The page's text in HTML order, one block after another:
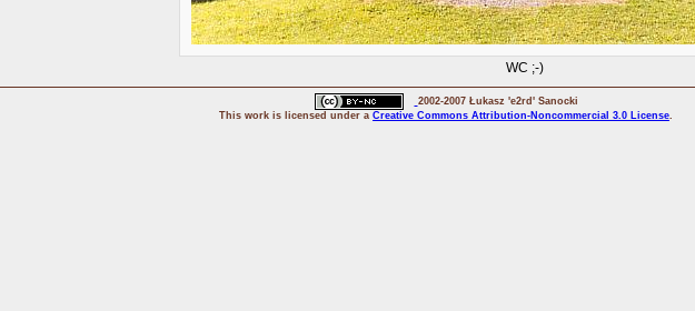
WC ;-)
2002-2007 Łukasz 'e2rd' Sanocki
This work is licensed under a Creative Commons Attribution-Noncommercial 3.0 License.